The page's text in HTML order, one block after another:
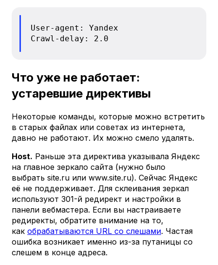
User-agent: Yandex
Crawl-delay: 2.0
Что уже не работает:
устаревшие директивы
Некоторые команды, которые можно встретить
в старых файлах или советах из интернета,
давно не работают. Их можно смело удалять.
Host. Раньше эта директива указывала Яндекс
на главное зеркало сайта (нужно было
выбрать site.ru или www.site.ru). Сейчас Яндекс
её не поддерживает. Для склеивания зеркал
используют 301-й редирект и настройки в
панели вебмастера. Если вы настраиваете
редиректы, обратите внимание на то,
как обрабатываются URL со слешами. Частая
ошибка возникает именно из-за путаницы со
слешем в конце адреса.